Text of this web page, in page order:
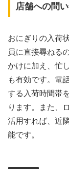
店舗への問
おにぎりの入荷
員に直接尋ねる
かけに加え、忙
も有効です。電
する入荷時間帯
ります。また、
活用すれば、近
能です。